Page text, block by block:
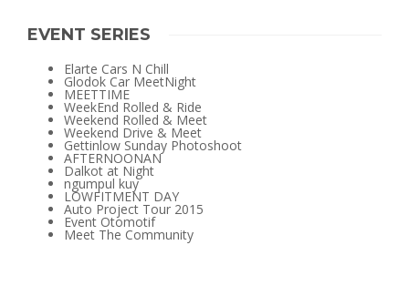
EVENT SERIES
Elarte Cars N Chill
Glodok Car MeetNight
MEETTIME
WeekEnd Rolled & Ride
Weekend Rolled & Meet
Weekend Drive & Meet
Gettinlow Sunday Photoshoot
AFTERNOONAN
Dalkot at Night
ngumpul kuy
LOWFITMENT DAY
Auto Project Tour 2015
Event Otomotif
Meet The Community